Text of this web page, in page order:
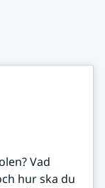
Vad
hur ska du